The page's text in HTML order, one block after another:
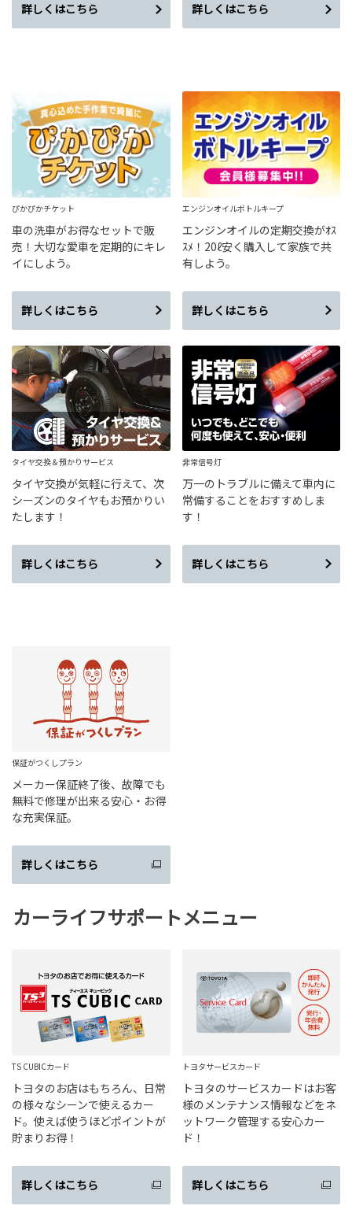
詳しくはこちら 詳しくはこちら
ぴかぴかチケット
車の洗車がお得なセットで販
売！大切な愛車を定期的にキレ
イにしよう。
詳しくはこちら
エンジンオイルボトルキープ
エンジンオイルの定期交換がｵｽ
ｽﾒ！20ℓ安く購入して家族で共
有しよう。
詳しくはこちら
タイヤ交換＆預かりサービス
タイヤ交換が気軽に行えて、次
シーズンのタイヤもお預かりい
たします！
詳しくはこちら
非常信号灯
万一のトラブルに備えて車内に
常備することをおすすめしま
す！
詳しくはこちら
保証がつくしプラン
メーカー保証終了後、故障でも
無料で修理が出来る安心・お得
な充実保証。
詳しくはこちら
カーライフサポートメニュー
TS CUBICカード
トヨタのお店はもちろん、日常
の様々なシーンで使えるカー
ド。使えば使うほどポイントが
貯まりお得！
詳しくはこちら
トヨタサービスカード
トヨタのサービスカードはお客
様のメンテナンス情報などをネ
ットワーク管理する安心カー
ド！
詳しくはこちら